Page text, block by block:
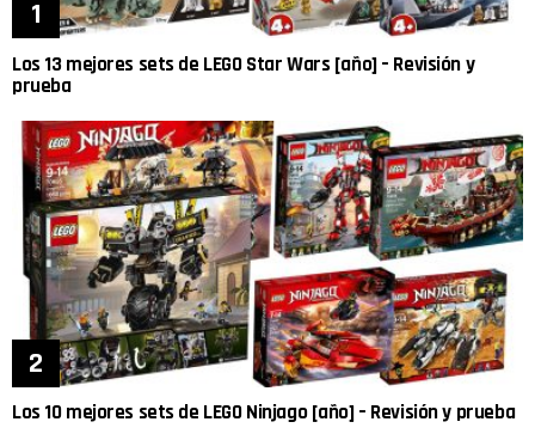
Los 13 mejores sets de LEGO Star Wars [año] – Revisión y
prueba
Los 10 mejores sets de LEGO Ninjago [año] – Revisión y prueba